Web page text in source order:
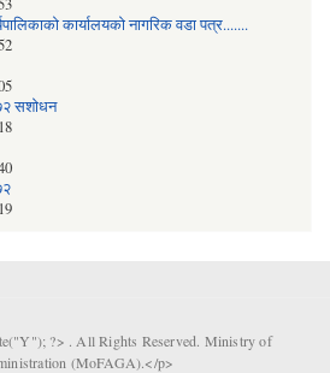
कार्यालयकाे नागरिक वडा पत्र.......
स‌शाेधन
?> . All Rights Reserved. Ministry of
(MoFAGA).</p>